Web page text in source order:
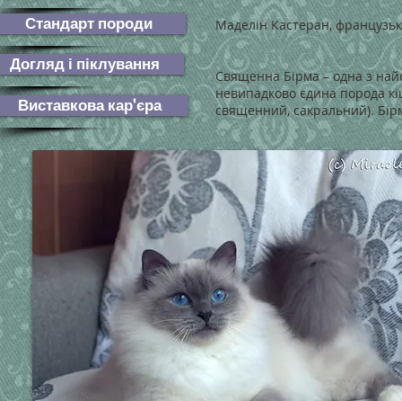
Стандарт породи
Догляд і піклування
Виставкова кар'єра
Маделін Кастеран,
Священна Бірма – одна з
невипадково єдина порода
священний, сакральний).